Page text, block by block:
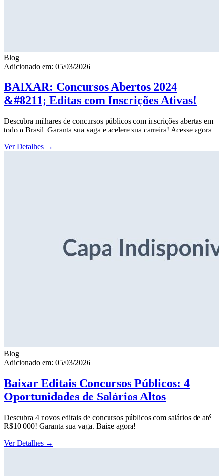
Blog
Adicionado em: 05/03/2026
BAIXAR: Concursos Abertos 2024
&#8211; Editas com Inscrições Ativas!
Descubra milhares de concursos públicos com inscrições abertas em
todo o Brasil. Garanta sua vaga e acelere sua carreira! Acesse agora.
Ver Detalhes →
Blog
Adicionado em: 05/03/2026
Baixar Editais Concursos Públicos: 4
Oportunidades de Salários Altos
Descubra 4 novos editais de concursos públicos com salários de até
R$10.000! Garanta sua vaga. Baixe agora!
Ver Detalhes →